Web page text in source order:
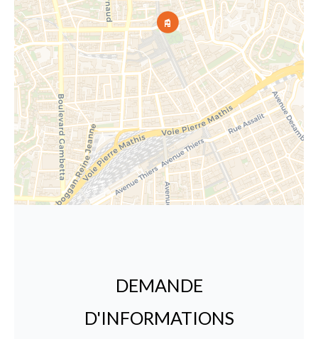
DEMANDE
D'INFORMATIONS